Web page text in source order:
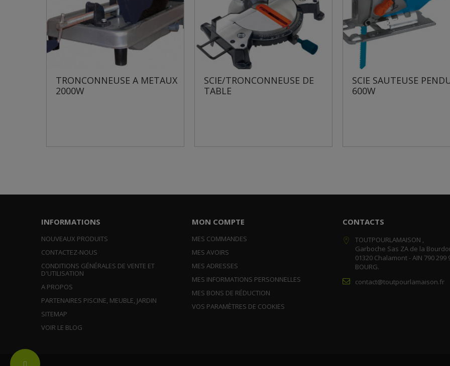
Change
SCIE/TRONCONNEUSE DE
TABLE
SCIE SAUTEUSE PENDULAIRE
600W
SCIE SAUTEUSE
PENDULAIRE
INFORMATIONS
NOUVEAUX PRODUITS
CONTACTEZ-NOUS
CONDITIONS GÉNÉRALES DE VENTE ET
D'UTILISATION
A PROPOS
PARTENAIRES PISCINE, MEUBLE, JARDIN
SITEMAP
VOIR LE BLOG
MON COMPTE
MES COMMANDES
MES AVOIRS
MES ADRESSES
MES INFORMATIONS PERSONNELLES
MES BONS DE RÉDUCTION
VOS PARAMÈTRES DE COOKIES
CONTACTS
TOUTPOURLAMAISON ,
Garboche Sas ZA de la
01320 Chalamont - AIN 790 299
BOURG.
contact@toutpourlamaison.fr